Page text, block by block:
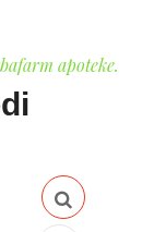
apoteke.